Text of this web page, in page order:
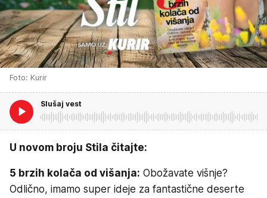
Foto: Kurir
Slušaj vest
U novom broju Stila čitajte:
5 brzih kolača od višanja: Obožavate višnje?
Odlično, imamo super ideje za fantastične deserte